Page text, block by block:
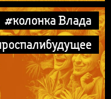
#колонка Влада